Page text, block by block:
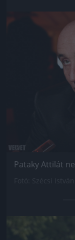
Pataky Attilát